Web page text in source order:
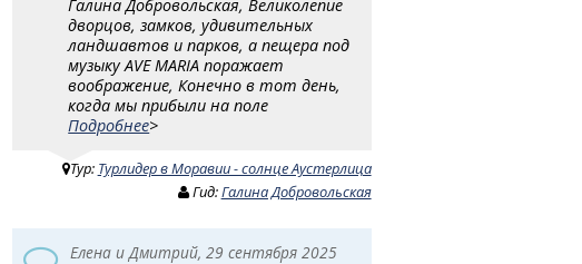
Галина Добровольская, Великолепие
дворцов, замков, удивительных
ландшавтов и парков, а пещера под
музыку AVE MARIA поражает
воображение, Конечно в тот день,
когда мы прибыли на поле
Подробнее>
Тур: Турлидер в Моравии - солнце Аустерлица
Гид:Галина Добровольская
Елена и Дмитрий, 29 сентября 2025